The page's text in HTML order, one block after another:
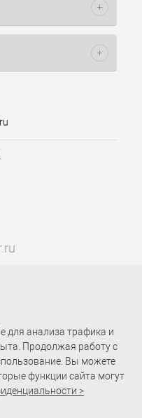
Назначение:
уход, укрепление
кожи, предотвращение
несовершенств в
неровный тон, первые
Объем: 100 мл
для анализа трафика и
Продолжая работу с
Вы можете
функции сайта могут
>